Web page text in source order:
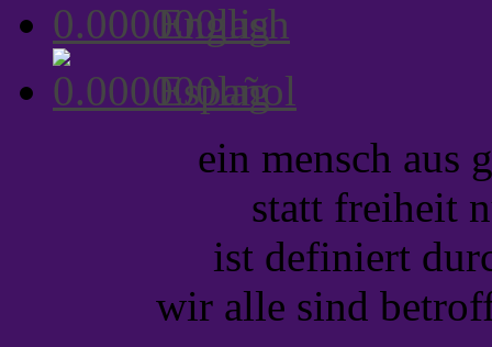
English
Español
ein mensch aus
statt freiheit
ist definiert
wir alle sind